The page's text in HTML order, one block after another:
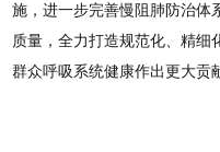
施，进一步完善慢阻肺防治体
质量，全力打造规范化、精细
群众呼吸系统健康作出更大贡